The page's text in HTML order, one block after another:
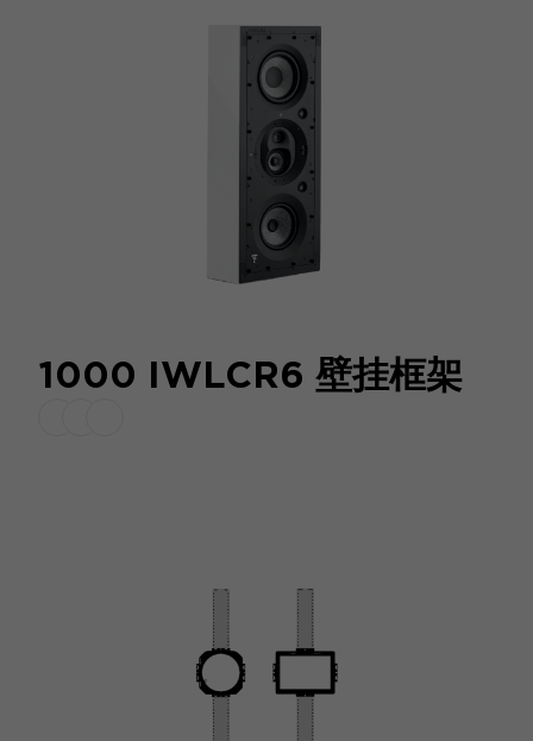
1000 IWLCR6 壁挂框架